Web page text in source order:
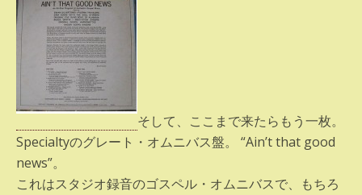
そして、ここまで来たらもう一枚。
Specialtyのグレート・オムニバス盤。 “Ain’t that good
news”。
これはスタジオ録音のゴスペル・オムニバスで、もちろ